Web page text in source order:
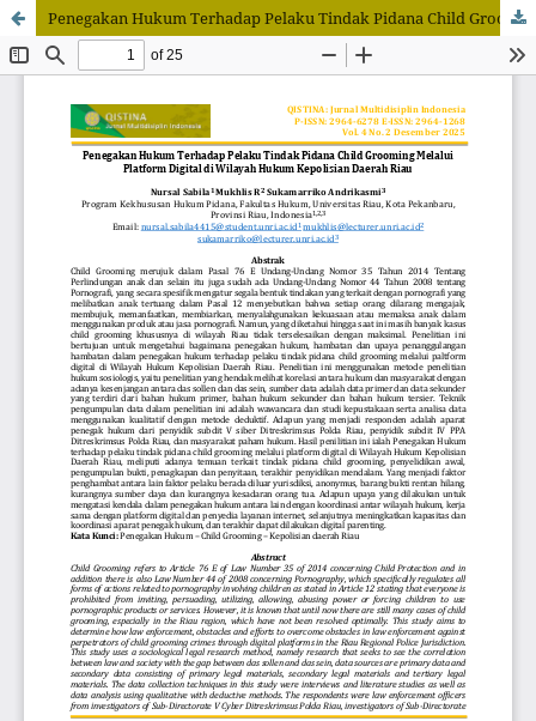
Penegakan Hukum Terhadap Pelaku Tindak Pidana Child Grooming Melalui Platform Digital di Wilayah Hukum Kepolisian Daerah Riau